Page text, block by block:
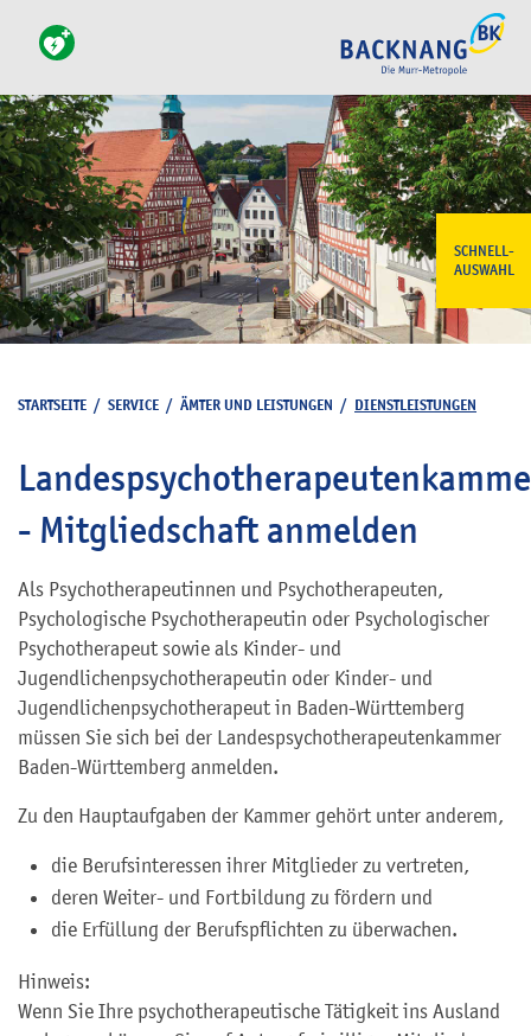
SCHNELL-
AUSWAHL
STARTSEITE / SERVICE / ÄMTER UND LEISTUNGEN / DIENSTLEISTUNGEN
- Mitgliedschaft anmelden
Als Psychotherapeutinnen und Psychotherapeuten,
Psychologische Psychotherapeutin oder Psychologischer
Psychotherapeut sowie als Kinder- und
Jugendlichenpsychotherapeutin oder Kinder- und
Jugendlichenpsychotherapeut in Baden-Württemberg
müssen Sie sich bei der Landespsychotherapeutenkammer
Baden-Württemberg anmelden.
Zu den Hauptaufgaben der Kammer gehört unter anderem,
die Berufsinteressen ihrer Mitglieder zu vertreten,
deren Weiter- und Fortbildung zu fördern und
die Erfüllung der Berufspflichten zu überwachen.
Hinweis:
Wenn Sie Ihre psychotherapeutische Tätigkeit ins Ausland